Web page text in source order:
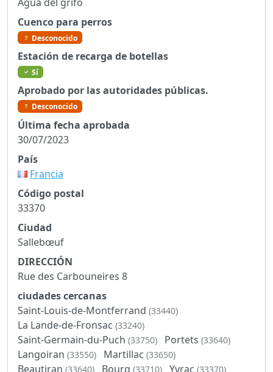
Cuenco para perros
Desconocido
Estación de recarga de botellas
Sí
Aprobado por las autoridades públicas.
Desconocido
Última fecha aprobada
30/07/2023
País
Francia
Código postal
33370
Ciudad
Sallebœuf
DIRECCIÓN
Rue des Carbouneires 8
ciudades cercanas
Saint-Louis-de-Montferrand (33440)
La Lande-de-Fronsac (33240)
Saint-Germain-du-Puch (33750) Portets (33640)
Langoiran (33550) Martillac (33650)
Beautiran (33640) Bourg (33710) Yvrac (33370)